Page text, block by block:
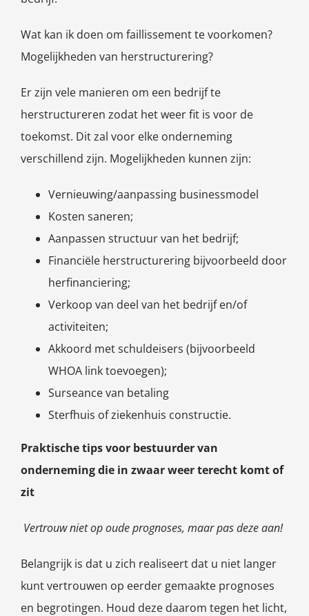
Wat kan ik doen om faillissement te voorkomen?
Mogelijkheden van herstructurering?
Er zijn vele manieren om een bedrijf te
herstructureren zodat het weer fit is voor de
toekomst. Dit zal voor elke onderneming
verschillend zijn. Mogelijkheden kunnen zijn:
Vernieuwing/aanpassing businessmodel
Kosten saneren;
Aanpassen structuur van het bedrijf;
Financiële herstructurering bijvoorbeeld door
herfinanciering;
Verkoop van deel van het bedrijf en/of
activiteiten;
Akkoord met schuldeisers (bijvoorbeeld
WHOA link toevoegen);
Surseance van betaling
Sterfhuis of ziekenhuis constructie.
Praktische tips voor bestuurder van
onderneming die in zwaar weer terecht komt of
zit
Vertrouw niet op oude prognoses, maar pas deze aan!
Belangrijk is dat u zich realiseert dat u niet langer
kunt vertrouwen op eerder gemaakte prognoses
en begrotingen. Houd deze daarom tegen het licht,